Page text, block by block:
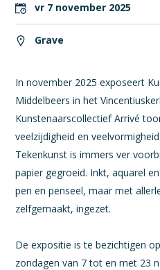
vr 7 november 2025
Grave
In november 2025 exposeert
Middelbeers in het
Kunstenaarscollectief Arrivé
veelzijdigheid en
Tekenkunst is immers ver
papier gegroeid. Inkt, aquarel
pen en penseel, maar met
zelfgemaakt, ingezet.
De expositie is te bezichtigen
zondagen van 7 tot en met 23